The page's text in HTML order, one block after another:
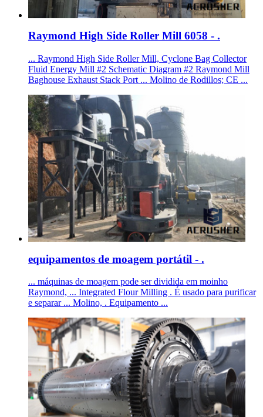
Raymond High Side Roller Mill 6058 - .
... Raymond High Side Roller Mill, Cyclone Bag Collector
Fluid Energy Mill #2 Schematic Diagram #2 Raymond Mill
Baghouse Exhaust Stack Port ... Molino de Rodillos; CE ...
equipamentos de moagem portátil - .
... máquinas de moagem pode ser dividida em moinho
Raymond, ... Integrated Flour Milling . É usado para purificar
e separar ... Molino, . Equipamento ...